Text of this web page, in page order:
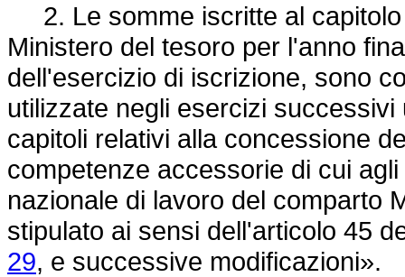
2. Le somme iscritte al capitolo
Ministero del tesoro per l'anno
dell'esercizio di iscrizione, sono
utilizzate negli esercizi
capitoli relativi alla concessione
competenze accessorie di cui
nazionale di lavoro del comparto
stipulato ai sensi dell'articolo 45
29, e successive modificazioni».